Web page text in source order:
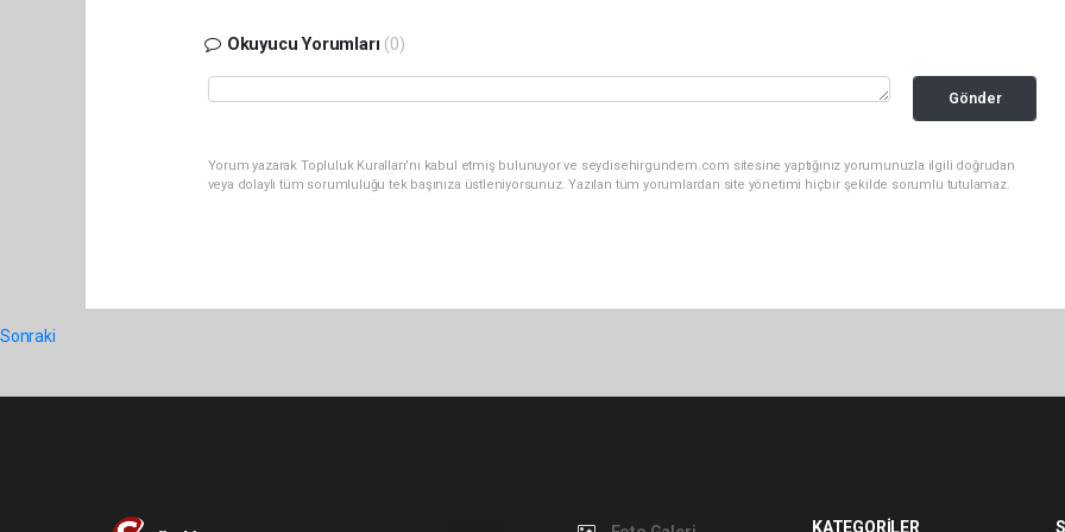
Okuyucu Yorumları (0)
Gönder
Yorum yazarak Topluluk Kuralları’nı kabul etmiş bulunuyor ve seydisehirgundem.com sitesine yaptığınız yorumunuzla ilgili doğrudan
veya dolaylı tüm sorumluluğu tek başınıza üstleniyorsunuz. Yazılan tüm yorumlardan site yönetimi hiçbir şekilde sorumlu tutulamaz.
Sonraki
KATEGORİLER